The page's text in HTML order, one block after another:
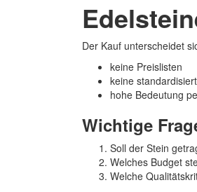
Der Kauf unterscheidet
keine Preislisten
keine
hohe Bedeutung
Wichtige
Soll der Stein
Welches Budget
Welche